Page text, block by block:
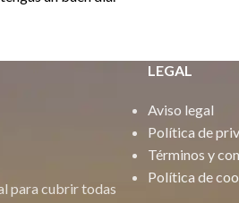
para cubrir todas
LEGAL
Aviso legal
Política de
Términos y
Política de